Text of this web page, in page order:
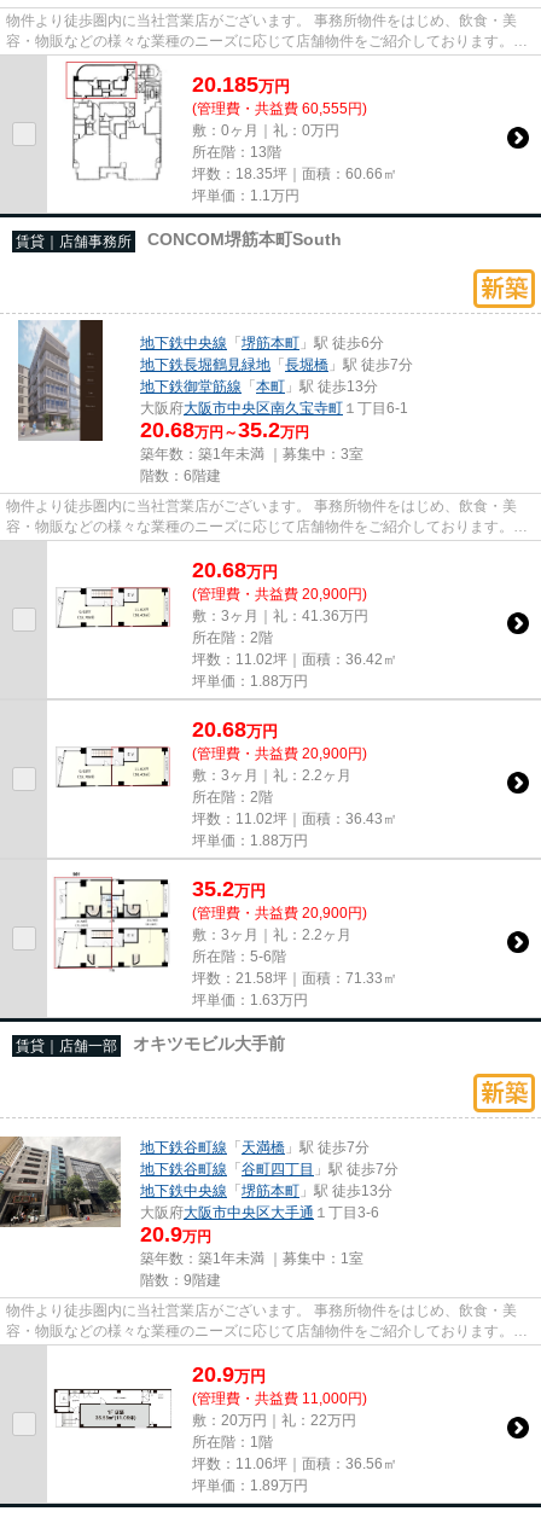
物件より徒歩圏内に当社営業店がございます。 事務所物件をはじめ、飲食・美
容・物販などの様々な業種のニーズに応じて店舗物件をご紹介しております。
尚、弊社ではおとり広告は一切...
20.185万円
(管理費・共益費 60,555円)
敷：0ヶ月｜礼：0万円
所在階：13階
坪数：18.35坪｜面積：60.66㎡
坪単価： 1.1 万円
賃貸｜店舗事務所 CONCOM堺筋本町South
地下鉄中央線 「堺筋本町 」駅 徒歩6分
地下鉄長堀鶴見緑地 「長堀橋 」駅 徒歩7分
地下鉄御堂筋線 「本町 」駅 徒歩13分
大阪府大阪市中央区南久宝寺町 １丁目6-1
20.68万円～35.2万円
築年数：築1年未満 ｜募集中： 3室
階数：6階建
物件より徒歩圏内に当社営業店がございます。 事務所物件をはじめ、飲食・美
容・物販などの様々な業種のニーズに応じて店舗物件をご紹介しております。
尚、弊社ではおとり広告は一切...
20.68万円
(管理費・共益費 20,900円)
敷：3ヶ月｜礼：41.36万円
所在階：2階
坪数：11.02坪｜面積：36.42㎡
坪単価： 1.88万円
20.68万円
(管理費・共益費 20,900円)
敷：3ヶ月｜礼：2.2ヶ月
所在階：2階
坪数：11.02坪｜面積：36.43㎡
坪単価： 1.88万円
35.2万円
(管理費・共益費 20,900円)
敷：3ヶ月｜礼：2.2ヶ月
所在階：5-6階
坪数：21.58坪｜面積：71.33㎡
坪単価： 1.63万円
賃貸｜店舗一部 オキツモビル大手前
地下鉄谷町線 「天満橋 」駅 徒歩7分
地下鉄谷町線 「谷町四丁目 」駅 徒歩7分
地下鉄中央線 「堺筋本町 」駅 徒歩13分
大阪府大阪市中央区大手通 １丁目3-6
20.9万円
築年数：築1年未満 ｜募集中： 1室
階数：9階建
物件より徒歩圏内に当社営業店がございます。 事務所物件をはじめ、飲食・美
容・物販などの様々な業種のニーズに応じて店舗物件をご紹介しております。
尚、弊社ではおとり広告は一切...
20.9万円
(管理費・共益費 11,000円)
敷：20万円｜礼：22万円
所在階：1階
坪数：11.06坪｜面積：36.56㎡
坪単価： 1.89万円